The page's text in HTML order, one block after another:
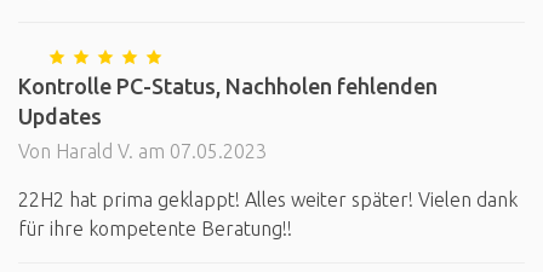
Kontrolle PC-Status, Nachholen fehlenden
Updates
Von Harald V. am 07.05.2023
22H2 hat prima geklappt! Alles weiter später! Vielen dank
für ihre kompetente Beratung!!